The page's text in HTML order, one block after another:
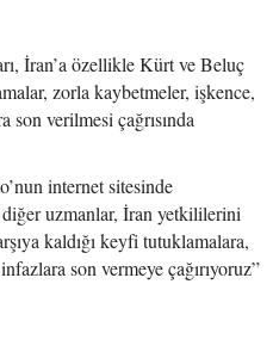
İran’a özellikle Kürt ve Beluç
zorla kaybetmeler, işkence,
son verilmesi çağrısında
internet sitesinde
diğer uzmanlar, İran yetkililerini
kaldığı keyfi tutuklamalara,
son vermeye çağırıyoruz”